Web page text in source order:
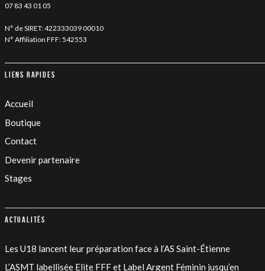
07 83 43 01 05
N° de SIRET: 422333039 00010
N° Affiliation FFF: 542553
Liens rapides
Accueil
Boutique
Contact
Devenir partenaire
Stages
Actualités
Les U18 lancent leur préparation face à l’AS Saint-Étienne
L’ASMT labellisée Elite FFF et Label Argent Féminin jusqu’en